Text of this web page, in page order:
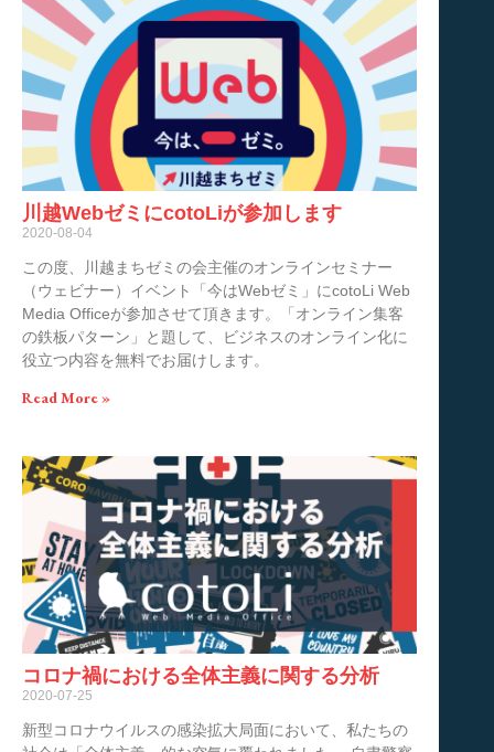
川越WebゼミにcotoLiが参加します
2020-08-04
この度、川越まちゼミの会主催のオンラインセミナー
（ウェビナー）イベント「今はWebゼミ」にcotoLi Web
Media Officeが参加させて頂きます。「オンライン集客
の鉄板パターン」と題して、ビジネスのオンライン化に
役立つ内容を無料でお届けします。
Read More »
コロナ禍における全体主義に関する分析
2020-07-25
新型コロナウイルスの感染拡大局面において、私たちの